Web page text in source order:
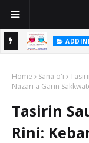
ADDINI
Home Sana'o'i
Nazari a Garin
Tasirin
Rini: